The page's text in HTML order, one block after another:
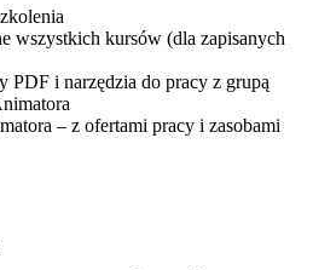
wszystkich kursów (dla zapisanych
PDF i narzędzia do pracy z grupą
– z ofertami pracy i zasobami